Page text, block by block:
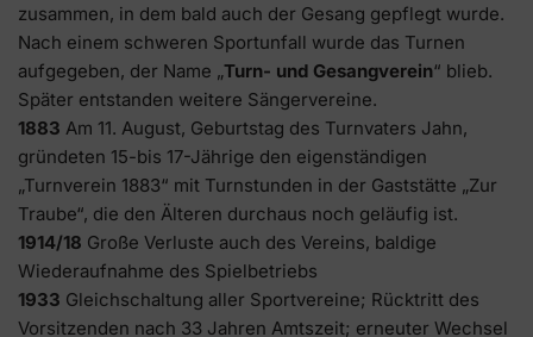
zusammen, in dem bald auch der Gesang gepflegt wurde.
Nach einem schweren Sportunfall wurde das Turnen
aufgegeben, der Name „Turn- und Gesangverein“ blieb.
Später entstanden weitere Sängervereine.
1883 Am 11. August, Geburtstag des Turnvaters Jahn,
gründeten 15-bis 17-Jährige den eigenständigen
„Turnverein 1883“ mit Turnstunden in der Gaststätte „Zur
Traube“, die den Älteren durchaus noch geläufig ist.
1914/18 Große Verluste auch des Vereins, baldige
Wiederaufnahme des Spielbetriebs
1933 Gleichschaltung aller Sportvereine; Rücktritt des
Vorsitzenden nach 33 Jahren Amtszeit; erneuter Wechsel